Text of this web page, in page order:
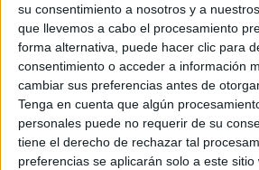
su consentimiento a nosotros y a
que llevemos a cabo el procesamiento
forma alternativa, puede hacer clic para
consentimiento o acceder a información
cambiar sus preferencias antes de
Tenga en cuenta que algún
personales puede no requerir de su
tiene el derecho de rechazar tal
preferencias se aplicarán solo a este
Accedé a los beneficios
Contenidos exclusivos
Sorteos
Descuentos en publicaciones
Participación en los eventos
Editorial Perfil.